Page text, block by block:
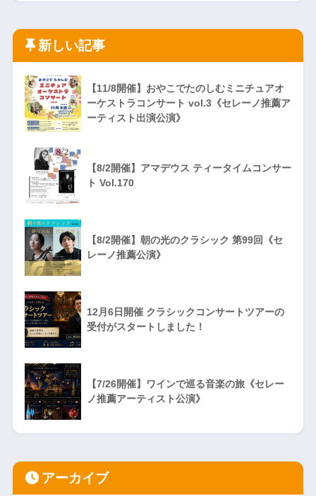
新しい記事
【11/8開催】おやこでたのしむミニチュアオ
ーケストラコンサート vol.3《セレーノ推薦ア
ーティスト出演公演》
【8/2開催】アマデウス ティータイムコンサー
ト Vol.170
【8/2開催】朝の光のクラシック 第99回《セ
レーノ推薦公演》
12月6日開催 クラシックコンサートツアーの
受付がスタートしました！
【7/26開催】ワインで巡る音楽の旅《セレー
ノ推薦アーティスト公演》
アーカイブ